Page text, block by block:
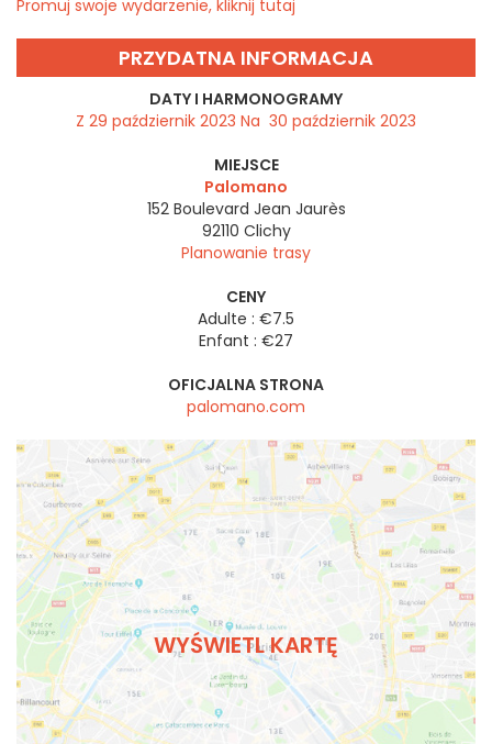
Promuj swoje wydarzenie, kliknij tutaj
PRZYDATNA INFORMACJA
DATY I HARMONOGRAMY
Z 29 październik 2023 Na 30 październik 2023
MIEJSCE
Palomano
152 Boulevard Jean Jaurès
92110 Clichy
Planowanie trasy
CENY
Adulte : €7.5
Enfant : €27
OFICJALNA STRONA
palomano.com
WYŚWIETL KARTĘ